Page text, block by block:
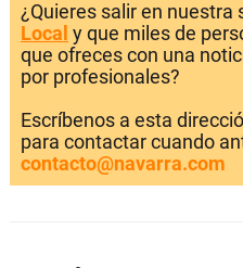
¿Quieres salir en nuestra
Local y que miles de
que ofreces con una
por profesionales?
Escríbenos a esta
para contactar cuando
contacto@navarra.com